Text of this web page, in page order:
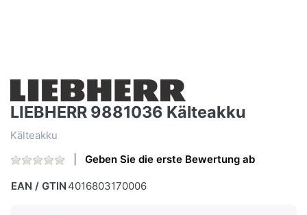
LIEBHERR 9881036 Kälteakku
Kälteakku
Geben Sie die erste Bewertung ab
EAN / GTIN 4016803170006